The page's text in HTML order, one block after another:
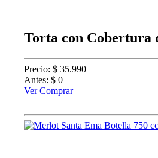
Torta con Cobertura
Precio: $ 35.990
Antes: $ 0
Ver Comprar